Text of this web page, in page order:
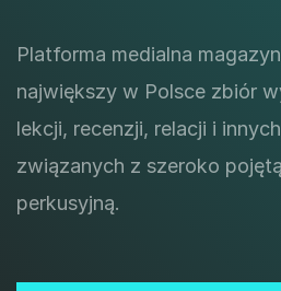
Platforma medialna
największy w Polsce zbiór
lekcji, recenzji, relacji i
związanych z szeroko
perkusyjną.